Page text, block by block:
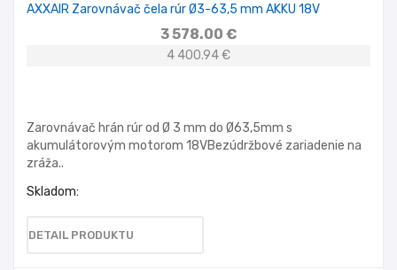
AXXAIR Zarovnávač čela rúr Ø3-63,5 mm AKKU 18V
3 578.00 €
4 400.94 €
Zarovnávač hrán rúr od Ø 3 mm do Ø63,5mm s
akumulátorovým motorom 18VBezúdržbové zariadenie na
zráža..
Skladom:
DETAIL PRODUKTU